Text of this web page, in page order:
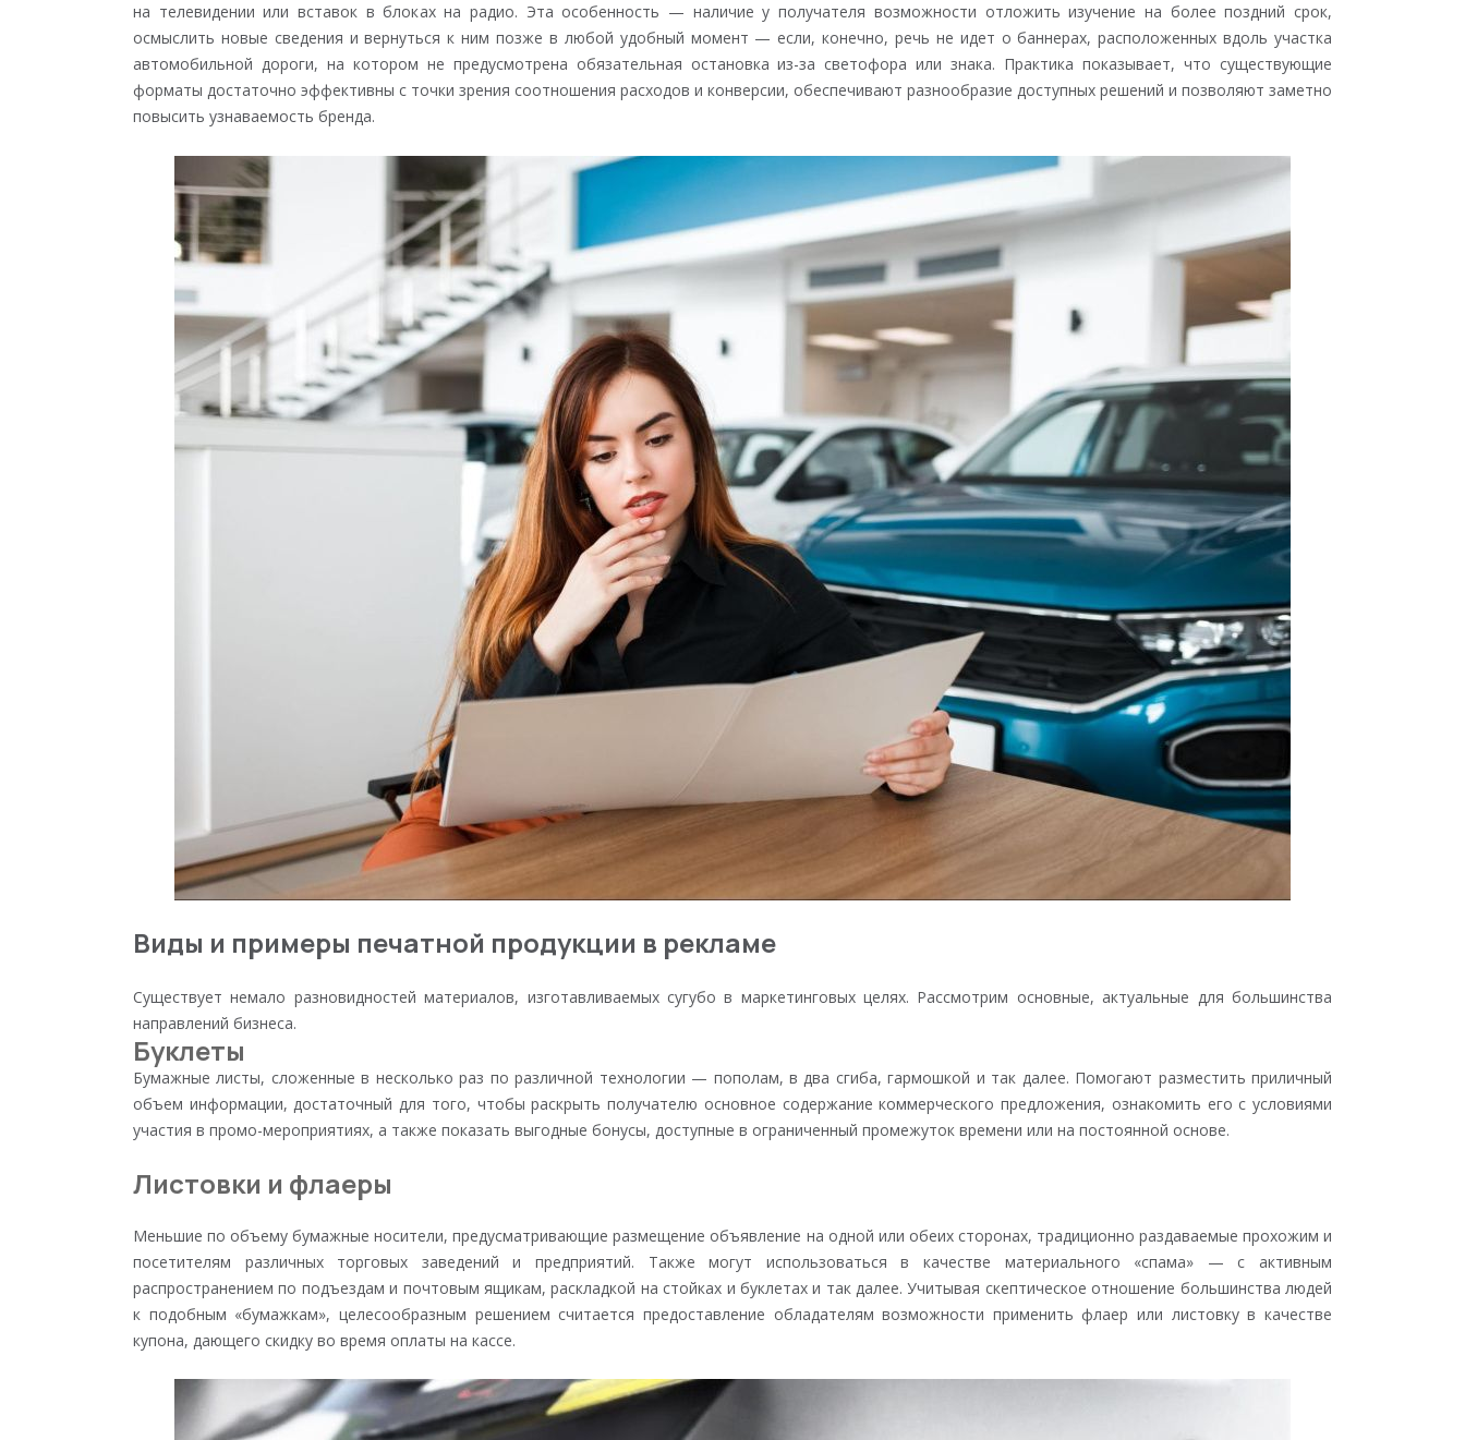
на телевидении или вставок в блоках на радио. Эта особенность — наличие у получателя возможности отложить изучение на более поздний срок,
осмыслить новые сведения и вернуться к ним позже в любой удобный момент — если, конечно, речь не идет о баннерах, расположенных вдоль участка
автомобильной дороги, на котором не предусмотрена обязательная остановка из-за светофора или знака. Практика показывает, что существующие
форматы достаточно эффективны с точки зрения соотношения расходов и конверсии, обеспечивают разнообразие доступных решений и позволяют заметно
повысить узнаваемость бренда.
Виды и примеры печатной продукции в рекламе
Существует немало разновидностей материалов, изготавливаемых сугубо в маркетинговых целях. Рассмотрим основные, актуальные для большинства
направлений бизнеса.
Буклеты
Бумажные листы, сложенные в несколько раз по различной технологии — пополам, в два сгиба, гармошкой и так далее. Помогают разместить приличный
объем информации, достаточный для того, чтобы раскрыть получателю основное содержание коммерческого предложения, ознакомить его с условиями
участия в промо-мероприятиях, а также показать выгодные бонусы, доступные в ограниченный промежуток времени или на постоянной основе.
Листовки и флаеры
Меньшие по объему бумажные носители, предусматривающие размещение объявление на одной или обеих сторонах, традиционно раздаваемые прохожим и
посетителям различных торговых заведений и предприятий. Также могут использоваться в качестве материального «спама» — с активным
распространением по подъездам и почтовым ящикам, раскладкой на стойках и буклетах и так далее. Учитывая скептическое отношение большинства людей
к подобным «бумажкам», целесообразным решением считается предоставление обладателям возможности применить флаер или листовку в качестве
купона, дающего скидку во время оплаты на кассе.